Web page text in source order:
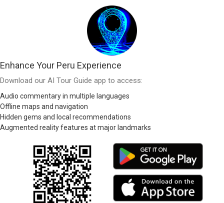
Enhance Your Peru Experience
Download our AI Tour Guide app to access:
Audio commentary in multiple languages
Offline maps and navigation
Hidden gems and local recommendations
Augmented reality features at major landmarks